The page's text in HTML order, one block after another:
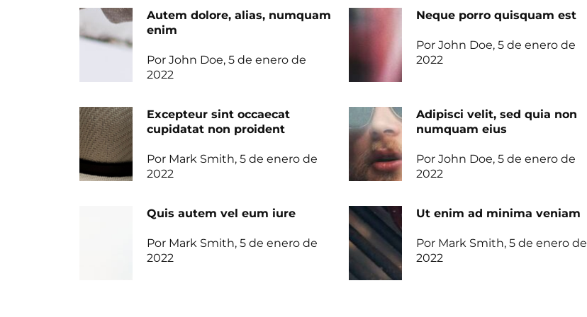
Autem dolore, alias, numquam
enim
Por John Doe, 5 de enero de
2022
Excepteur sint occaecat
cupidatat non proident
Por Mark Smith, 5 de enero de
2022
Quis autem vel eum iure
Por Mark Smith, 5 de enero de
2022
Neque porro quisquam est
Por John Doe, 5 de enero de
2022
Adipisci velit, sed quia non
numquam eius
Por John Doe, 5 de enero de
2022
Ut enim ad minima veniam
Por Mark Smith, 5 de enero de
2022